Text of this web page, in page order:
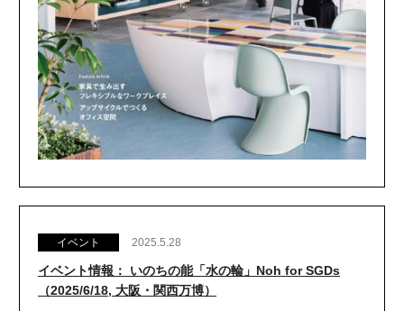
イベント 2025.5.28
イベント情報： いのちの能「水の輪」Noh for SGDs
（2025/6/18, 大阪・関西万博）